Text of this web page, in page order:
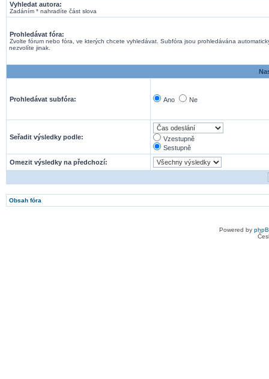
Vyhledat autora:
Zadáním * nahradíte část slova
Prohledávat fóra:
Zvolte fórum nebo fóra, ve kterých chcete vyhledávat. Subfóra jsou prohledávána
nezvolíte jinak.
Prohledávat subfóra: Ano Ne
Seřadit výsledky podle:
Vzestupně
Sestupně
Omezit výsledky na předchozí:
Obsah fóra
Powered by